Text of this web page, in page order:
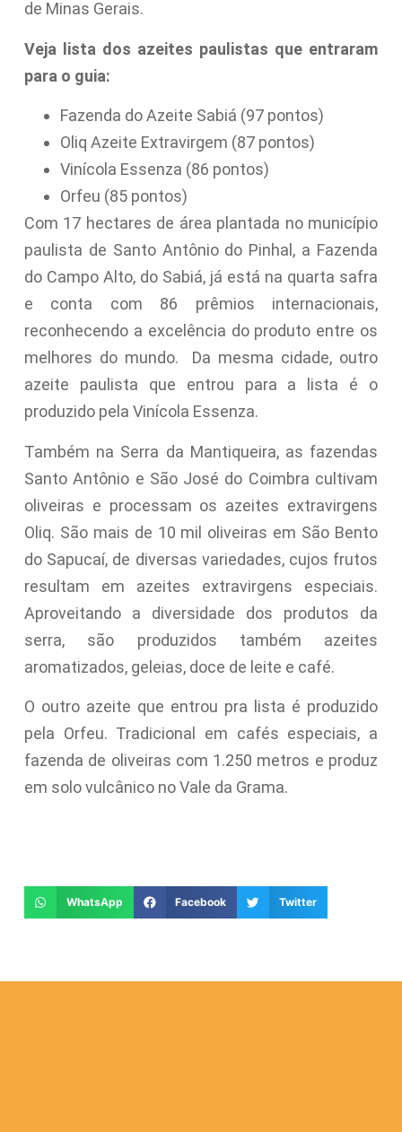
de Minas Gerais.
Veja lista dos azeites paulistas que entraram
para o guia:
Fazenda do Azeite Sabiá (97 pontos)
Oliq Azeite Extravirgem (87 pontos)
Vinícola Essenza (86 pontos)
Orfeu (85 pontos)
Com 17 hectares de área plantada no município
paulista de Santo Antônio do Pinhal, a Fazenda
do Campo Alto, do Sabiá, já está na quarta safra
e conta com 86 prêmios internacionais,
reconhecendo a excelência do produto entre os
melhores do mundo. Da mesma cidade, outro
azeite paulista que entrou para a lista é o
produzido pela Vinícola Essenza.
Também na Serra da Mantiqueira, as fazendas
Santo Antônio e São José do Coimbra cultivam
oliveiras e processam os azeites extravirgens
Oliq. São mais de 10 mil oliveiras em São Bento
do Sapucaí, de diversas variedades, cujos frutos
resultam em azeites extravirgens especiais.
Aproveitando a diversidade dos produtos da
serra, são produzidos também azeites
aromatizados, geleias, doce de leite e café.
O outro azeite que entrou pra lista é produzido
pela Orfeu. Tradicional em cafés especiais, a
fazenda de oliveiras com 1.250 metros e produz
em solo vulcânico no Vale da Grama.
WhatsApp Facebook Twitter